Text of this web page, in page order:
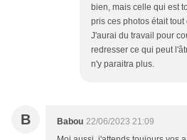
bien, mais celle qui est
pris ces photos était
J'aurai du travail pour
redresser ce qui peut
n'y paraitra plus.
B Babou 22/06/2023 21:09